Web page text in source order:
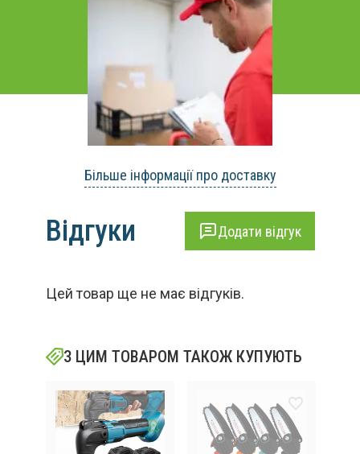
Більше інформації про доставку
Відгуки Додати відгук
Цей товар ще не має відгуків.
З ЦИМ ТОВАРОМ ТАКОЖ КУПУЮТЬ